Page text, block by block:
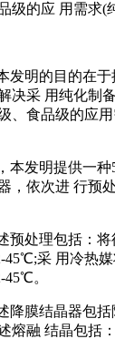
级的应 用需求(
发明的目的在于
决采 用纯化制
、食品级的应
本发明提供一
，依次进 行预
预处理包括：
采 用冷热
。
降膜结晶器包
熔融 结晶包括